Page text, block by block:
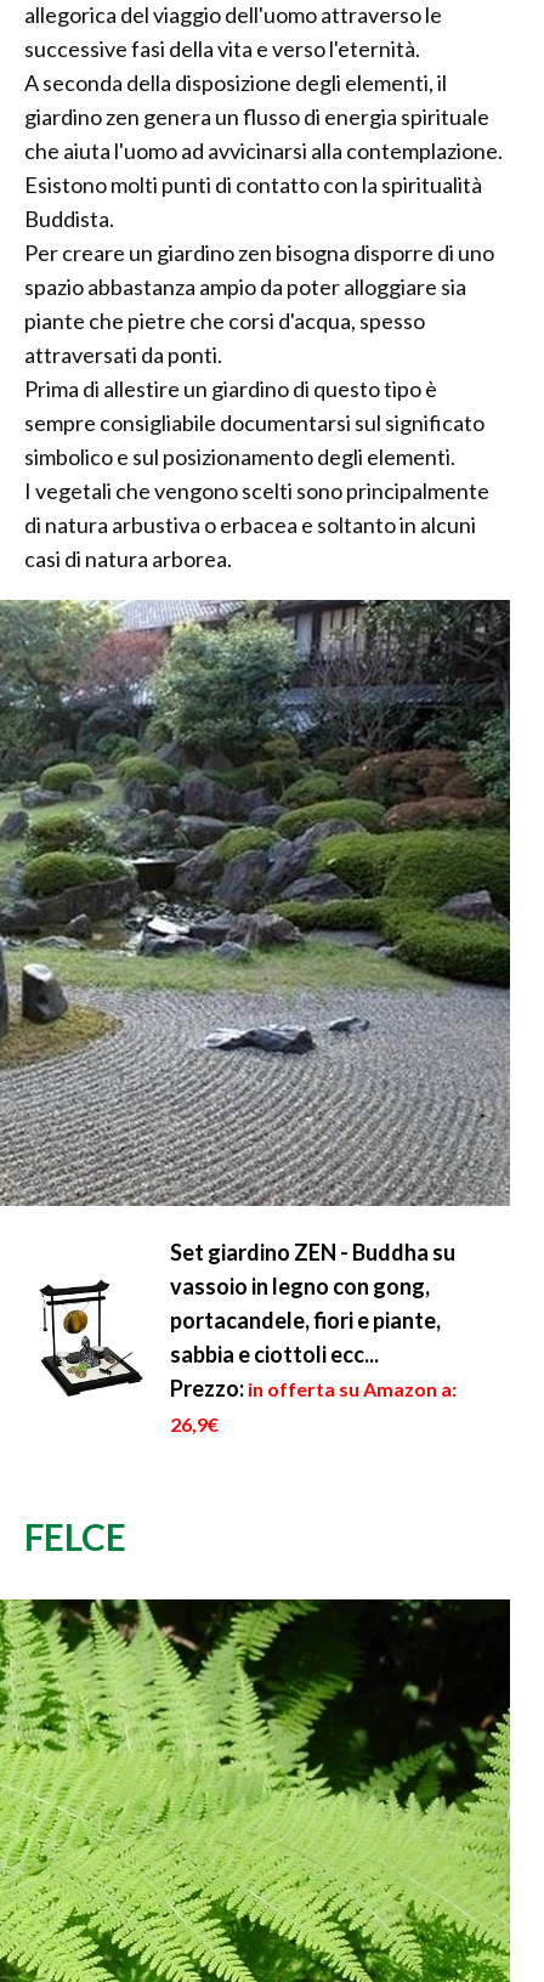
allegorica del viaggio dell'uomo attraverso le
successive fasi della vita e verso l'eternità.
A seconda della disposizione degli elementi, il
giardino zen genera un flusso di energia spirituale
che aiuta l'uomo ad avvicinarsi alla contemplazione.
Esistono molti punti di contatto con la spiritualità
Buddista.
Per creare un giardino zen bisogna disporre di uno
spazio abbastanza ampio da poter alloggiare sia
piante che pietre che corsi d'acqua, spesso
attraversati da ponti.
Prima di allestire un giardino di questo tipo è
sempre consigliabile documentarsi sul significato
simbolico e sul posizionamento degli elementi.
I vegetali che vengono scelti sono principalmente
di natura arbustiva o erbacea e soltanto in alcuni
casi di natura arborea.
Set giardino ZEN - Buddha su
vassoio in legno con gong,
portacandele, fiori e piante,
sabbia e ciottoli ecc...
Prezzo: in offerta su Amazon a:
26,9€
FELCE